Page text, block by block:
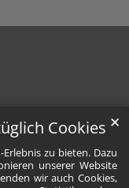
Cookies
zu bieten. Dazu
unserer Website
wir auch Cookies,
✕